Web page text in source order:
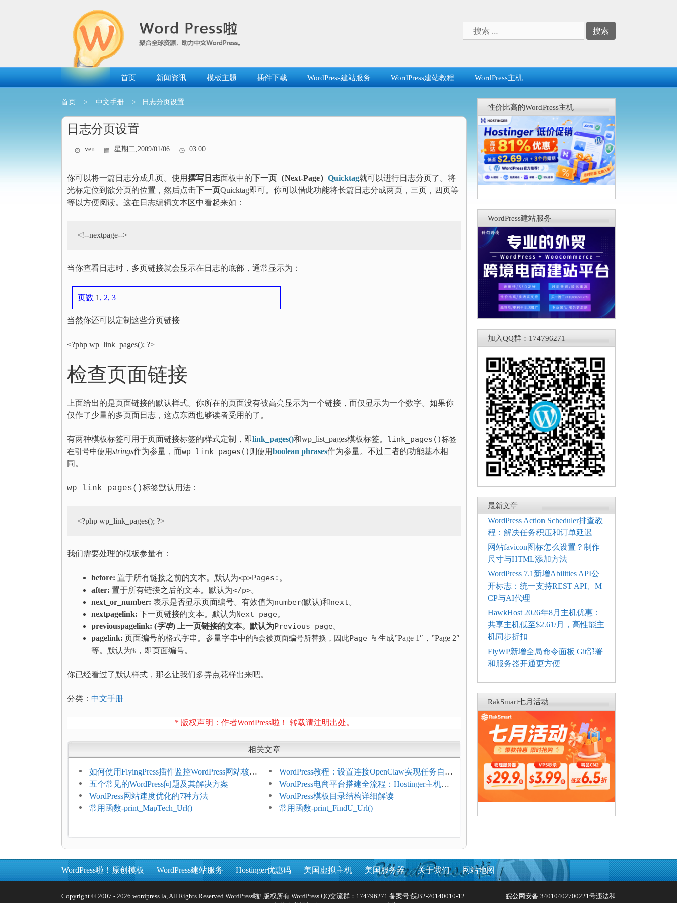
索：
首页 新闻资讯 模板主题 插件下载 WordPress建站服务 WordPress建站教程 WordPress主机
首页 > 中文手册 > 日志分页设置
日志分页设置
ven 星期二,2009/01/06 03:00
你可以将一篇日志分成几页。使用撰写日志面板中的下一页（Next-Page） Quicktag就可以进行日志分页了。将
光标定位到欲分页的位置，然后点击下一页Quicktag即可。你可以借此功能将长篇日志分成两页，三页，四页等
等以方便阅读。这在日志编辑文本区中看起来如：
当你查看日志时，多页链接就会显示在日志的底部，通常显示为：
页数 1 , 2, 3
当然你还可以定制这些分页链接
<?php wp_link_pages(); ?>
检查页面链接
上面给出的是页面链接的默认样式。你所在的页面没有被高亮显示为一个链接，而仅显示为一个数字。如果你
仅作了少量的多页面日志，这点东西也够读者受用的了。
有两种模板标签可用于页面链接标签的样式定制，即link_pages()和wp_list_pages模板标签。 link_pages()标签
在引号中使用strings作为参量，而wp_link_pages()则使用boolean phrases作为参量。不过二者的功能基本相
同。
wp_link_pages()标签默认用法：
<?php wp_link_pages(); ?>
我们需要处理的模板参量有：
before: 置于所有链接之前的文本。默认为<p>Pages:。
after: 置于所有链接之后的文本。默认为</p>。
next_or_number: 表示是否显示页面编号。有效值为number(默认)和next。
nextpagelink: 下一页链接的文本。默认为Next page。
previouspagelink: (字串) 上一页链接的文本。默认为Previous page。
pagelink: 页面编号的格式字串。参量字串中的%会被页面编号所替换，因此Page % 生成”Page 1″，”Page 2″
等。默认为% ，即页面编号。
你已经看过了默认样式，那么让我们多弄点花样出来吧。
分类： 中文手册
* 版权声明：作者WordPress啦！ 转载请注明出处。
相关文章
如何使用FlyingPress插件监控WordPress网站核心
网页指标（CWV）
WordPress教程：设置连接OpenClaw实现任务自动
化
五个常见的WordPress问题及其解决方案
WordPress电商平台搭建全流程：Hostinger主机一
键部署
WordPress网站速度优化的7种方法
WordPress模板目录结构详细解读
常用函数-print_MapTech_Url()
常用函数-print_FindU_Url()
性价比高的WordPress主机
WordPress建站服务
加入QQ群：174796271
最新文章
WordPress Action Scheduler排查教
程：解决任务积压和订单延迟
网站favicon图标怎么设置？制作
尺寸与HTML添加方法
WordPress 7.1新增Abilities API公
开标志：统一支持REST API、M
CP与AI代理
HawkHost 2026年8月主机优惠：
共享主机低至$2.61/月，高性能主
机同步折扣
FlyWP新增全局命令面板 Git部署
和服务器开通更方便
RakSmart七月活动
WordPress啦！原创模板 WordPress建站服务 Hostinger优惠码 美国虚拟主机 美国服务器 关于我们 网站地图
Copyright © 2007 - 2026 wordpress.la, All Rights Reserved WordPress啦! 版权所有 WordPress QQ交流群：174796271 备案号:皖B2-20140010-12 皖公网安备 34010402700221号违法和